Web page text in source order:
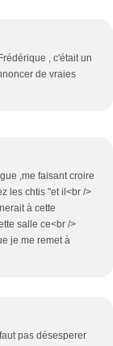
, c'était un
de vraies
,me faisant croire
les chtis "et il<br />
à cette
salle ce<br />
je me remet à
pas désesperer